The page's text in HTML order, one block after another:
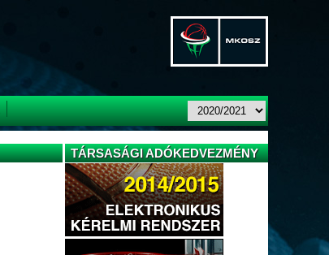
TÁRSASÁGI ADÓKEDVEZMÉNY